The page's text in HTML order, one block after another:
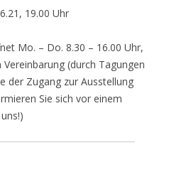
19.00 Uhr
Mo. – Do. 8.30 – 16.00 Uhr,
(durch Tagungen
der Zugang zur Ausstellung
Sie sich vor einem